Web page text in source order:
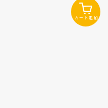
カート追加